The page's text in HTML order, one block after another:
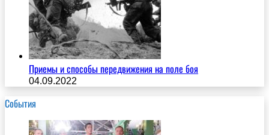
Приемы и способы передвижения на поле боя
04.09.2022
События